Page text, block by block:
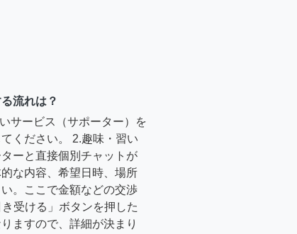
流れは？
サービス（サポーター）を
ください。 2.趣味・習い
ーと直接個別チャットが
な内容、希望日時、場所
。ここで金額などの交渉
受ける」ボタンを押した
ますので、詳細が決まり